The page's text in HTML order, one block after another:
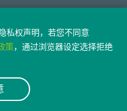
图
私权声明，若您不同意
策，通过浏览器设定选择拒绝